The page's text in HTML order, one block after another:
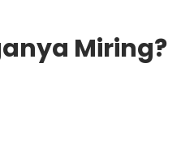
Miring?